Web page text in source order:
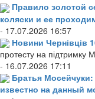
Правило золотой
коляски и ее
- 17.07.2026 16:57
Новини Чернівців
протесту на підтримку
- 16.07.2026 17:11
Братья
известно на данный